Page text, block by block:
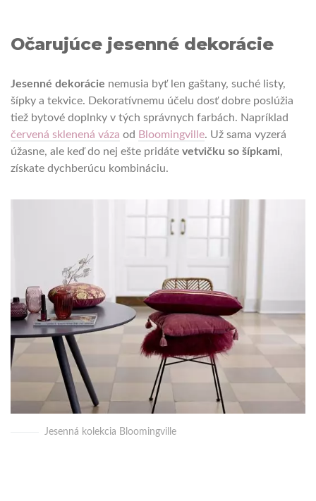
Očarujúce jesenné dekorácie
Jesenné dekorácie nemusia byť len gaštany, suché listy,
šípky a tekvice. Dekoratívnemu účelu dosť dobre poslúžia
tiež bytové doplnky v tých správnych farbách. Napríklad
červená sklenená váza od Bloomingville. Už sama vyzerá
úžasne, ale keď do nej ešte pridáte vetvičku so šípkami,
získate dychberúcu kombináciu.
Jesenná kolekcia Bloomingville